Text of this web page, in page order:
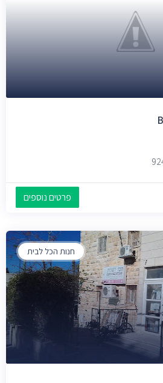
פרטים נוספים
חנות הכל לבית